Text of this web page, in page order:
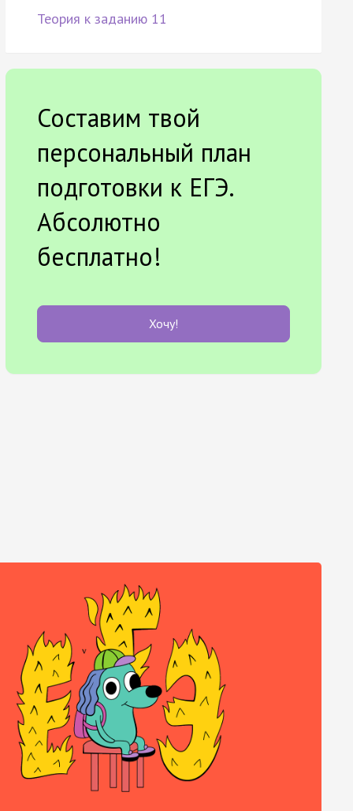
Теория к заданию 11
Составим твой
персональный план
подготовки к ЕГЭ.
Абсолютно
бесплатно!
Хочу!